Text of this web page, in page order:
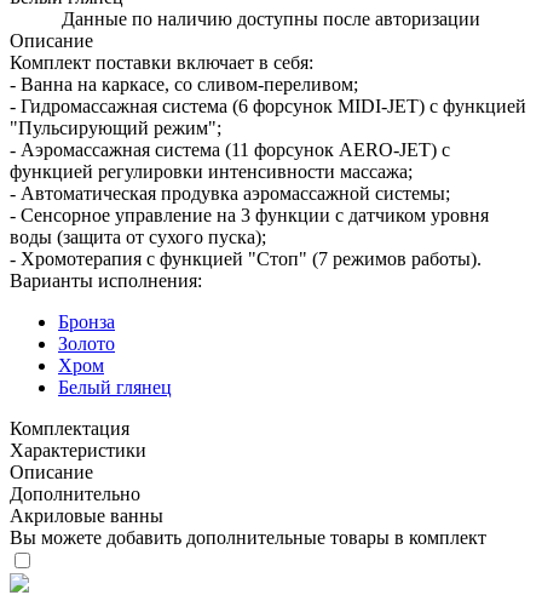
Данные по наличию доступны после авторизации
Описание
Комплект поставки включает в себя:
- Ванна на каркасе, со сливом-переливом;
- Гидромассажная система (6 форсунок MIDI-JET) с функцией
"Пульсирующий режим";
- Аэромассажная система (11 форсунок AERO-JET) с
функцией регулировки интенсивности массажа;
- Автоматическая продувка аэромассажной системы;
- Сенсорное управление на 3 функции с датчиком уровня
воды (защита от сухого пуска);
- Хромотерапия с функцией "Стоп" (7 режимов работы).
Варианты исполнения:
Бронза
Золото
Хром
Белый глянец
Комплектация
Характеристики
Описание
Дополнительно
Акриловые ванны
Вы можете добавить дополнительные товары в комплект